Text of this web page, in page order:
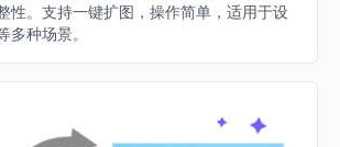
性。支持一键扩图，操作简单，适用于设
多种场景。